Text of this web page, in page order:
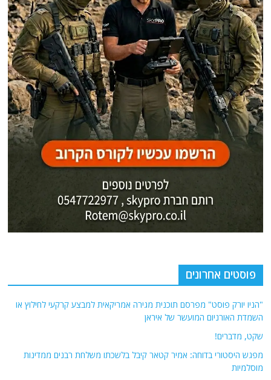
פוסטים אחרונים
"הניו יורק פוסט" מפרסם תוכנית מגירה אמריקאית למבצע קרקעי לחילוץ או
השמדת האורניום המועשר של איראן
שקט, מדברים!
מפגש היסטורי בדוחה: אמיר קטאר קיבל בלשכתו משלחת רבנים ממדינות
מוסלמיות